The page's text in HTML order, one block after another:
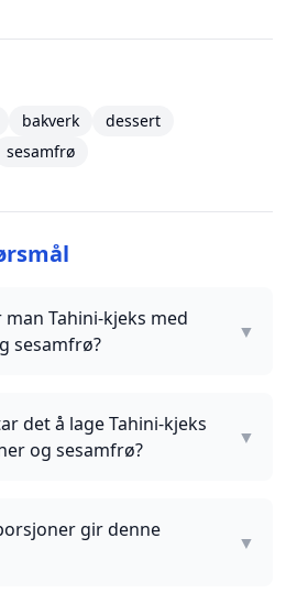
bakverk
dessert
sesamfrø
Tahini-kjeks med
sesamfrø?
▼
det å lage Tahini-kjeks
og sesamfrø?
▼
gir denne
▼